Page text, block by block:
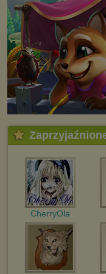
CherryOla